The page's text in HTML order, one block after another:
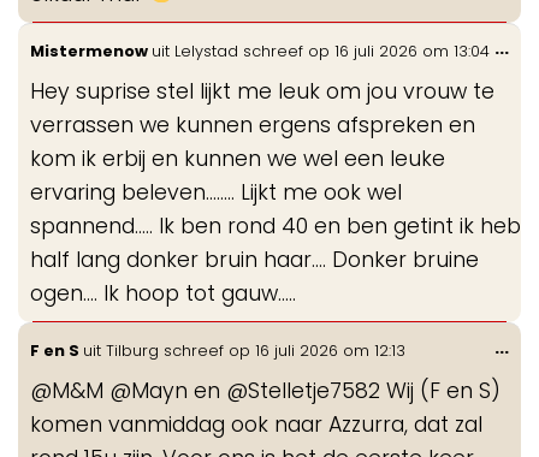
Mistermenow uit Lelystad schreef op 16 juli 2026 om 13:04
Hey suprise stel lijkt me leuk om jou vrouw te
verrassen we kunnen ergens afspreken en
kom ik erbij en kunnen we wel een leuke
ervaring beleven........ Lijkt me ook wel
spannend..... Ik ben rond 40 en ben getint ik heb
half lang donker bruin haar.... Donker bruine
ogen.... Ik hoop tot gauw.....
...
F en S uit Tilburg schreef op 16 juli 2026 om 12:13
@M&M @Mayn en @Stelletje7582 Wij (F en S)
komen vanmiddag ook naar Azzurra, dat zal
...